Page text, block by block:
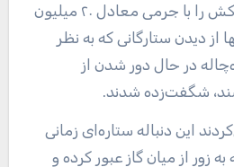
وجود یک سیاه‌چاله سرکش را با جرمی معادل ۲۰ میلیون
از دیدن ستارگانی که به نظر
در حال دور شدن از
شگفت‌زده شدند.
این دنباله ستاره‌ای زمانی
زور از میان گاز عبور کرده و